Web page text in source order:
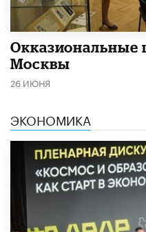
Москвы
26 ИЮНЯ
ЭКОНОМИКА